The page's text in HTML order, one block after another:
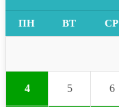
ПН ВТ СР
4 5 6